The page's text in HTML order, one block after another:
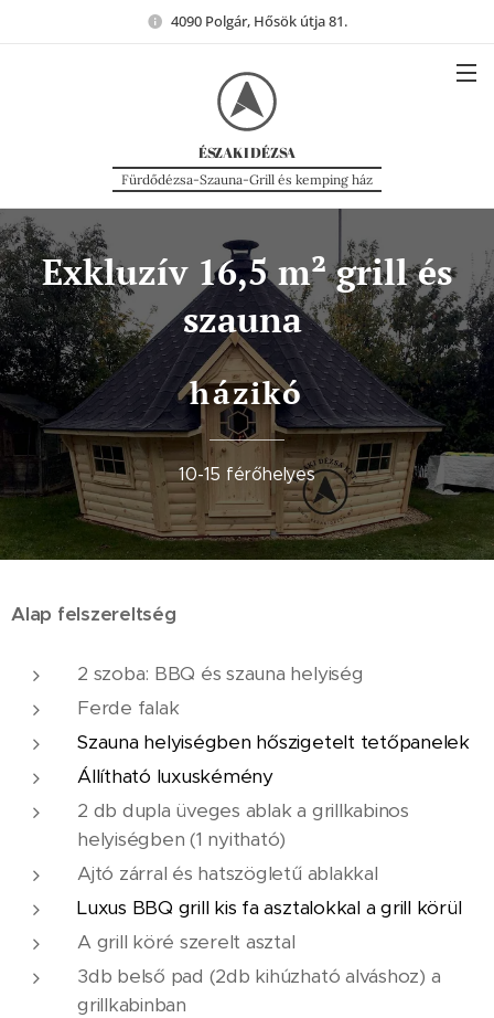
4090 Polgár, Hősök útja 81.
ÉSZAKIDÉZSA
Fürdődézsa-Szauna-Grill és kemping ház
Exkluzív 16,5 m² grill és
szauna
házikó
10-15 férőhelyes
Alap felszereltség
2 szoba: BBQ és szauna helyiség
Ferde falak
Szauna helyiségben hőszigetelt tetőpanelek
Állítható luxuskémény
2 db dupla üveges ablak a grillkabinos
helyiségben (1 nyitható)
Ajtó zárral és hatszögletű ablakkal
Luxus BBQ grill kis fa asztalokkal a grill körül
A grill köré szerelt asztal
3db belső pad (2db kihúzható alváshoz) a
grillkabinban